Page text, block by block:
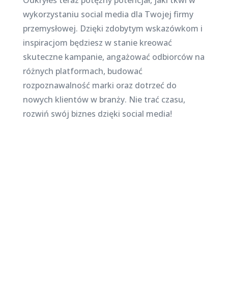
wykorzystaniu social media dla Twojej firmy
przemysłowej. Dzięki zdobytym wskazówkom i
inspiracjom będziesz w stanie kreować
skuteczne kampanie, angażować odbiorców na
różnych platformach, budować
rozpoznawalność marki oraz dotrzeć do
nowych klientów w branży. Nie trać czasu,
rozwiń swój biznes dzięki social media!